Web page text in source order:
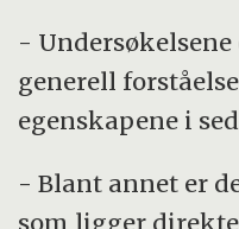
-
generell
egenskapene i
- Blant annet er
som ligger